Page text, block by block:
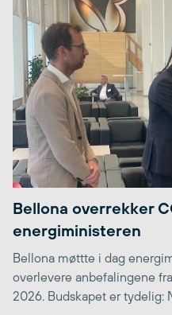
Bellona overrekker
energiministeren
Bellona møttte i dag
overlevere anbefalingene
2026. Budskapet er tydelig: